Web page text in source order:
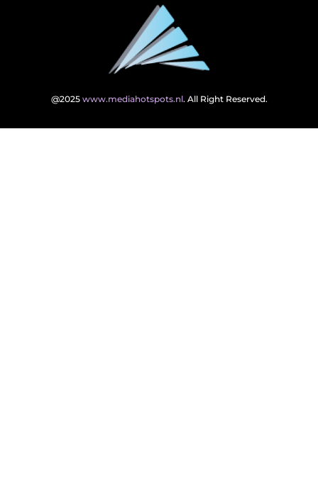
@2025 www.mediahotspots.nl. All Right Reserved.